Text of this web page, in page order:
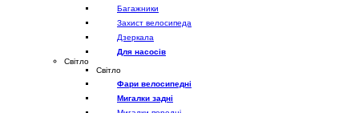
Багажники
Захист велосипеда
Дзеркала
Для насосів
Світло
Світло
Фари велосипедні
Мигалки задні